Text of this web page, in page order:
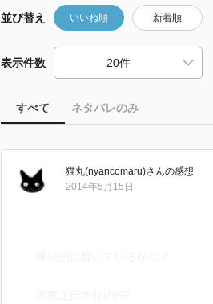
並び替え いいね順 新着順
表示件数
すべて ネタバレのみ
猫丸(nyancomaru)さんの感想
2014年5月15日